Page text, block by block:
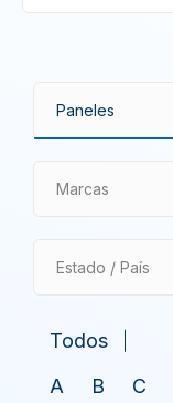
Marcas
Estado / País
Todos
A
B C